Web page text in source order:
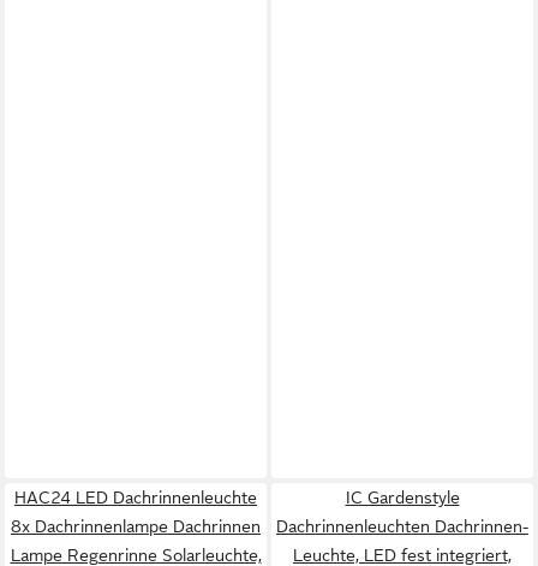
HAC24 LED Dachrinnenleuchte
8x Dachrinnenlampe Dachrinnen
Lampe Regenrinne Solarleuchte,
IC Gardenstyle
Dachrinnenleuchten Dachrinnen-
Leuchte, LED fest integriert,